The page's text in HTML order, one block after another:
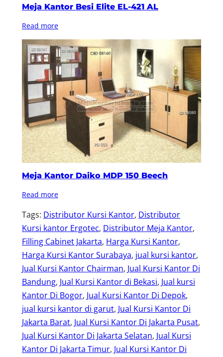
Meja Kantor Besi Elite EL-421 AL
Read more
Meja Kantor Daiko MDP 150 Beech
Read more
Tags: Distributor Kursi Kantor, Distributor
Kursi kantor Ergotec, Distributor Meja Kantor
Filling Cabinet Jakarta, Harga Kursi Kantor
Harga Kursi Kantor Surabaya, jual kursi kantor
Jual Kursi Kantor Chairman, Jual Kursi Kantor Di
Bandung, Jual Kursi Kantor di Bekasi, Jual kursi
Kantor Di Bogor, Jual Kursi Kantor Di Depok
jual kursi kantor di garut, Jual Kursi Kantor Di
Jakarta Barat, Jual Kursi Kantor Di Jakarta Pusat
Jual Kursi Kantor Di Jakarta Selatan, Jual Kursi
Kantor Di Jakarta Timur, Jual Kursi Kantor Di